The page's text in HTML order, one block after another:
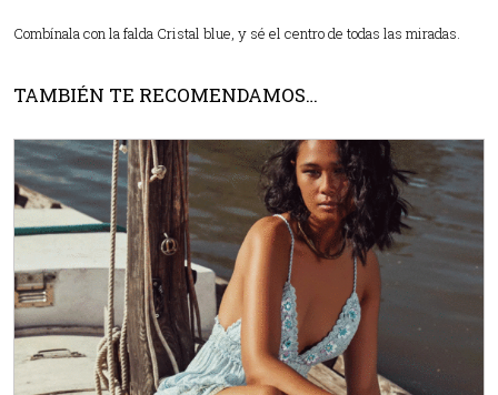
Combínala con la falda Cristal blue, y sé el centro de todas las miradas.
TAMBIÉN TE RECOMENDAMOS…